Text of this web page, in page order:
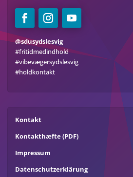
@sdusydslesvig
#fritidmedindhold
#vibevægersydslesvig
#holdkontakt
Kontakt
Kontakthæfte (PDF)
Impressum
Datenschutzerklärung